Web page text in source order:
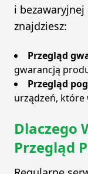
i bezawaryjnej
znajdziesz:
Przegląd
gwarancją
Przegląd
urządzeń, które
Dlaczego
Przegląd